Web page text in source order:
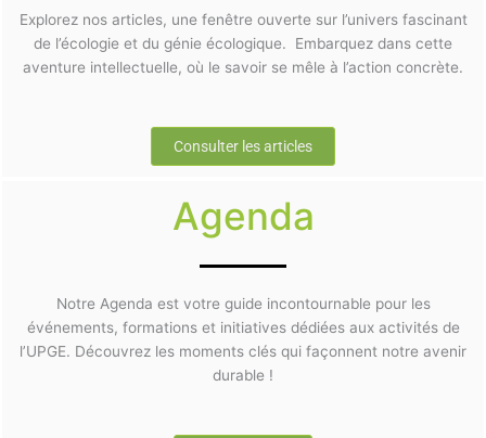
Explorez nos articles, une fenêtre ouverte sur l’univers fascinant
de l’écologie et du génie écologique. Embarquez dans cette
aventure intellectuelle, où le savoir se mêle à l’action concrète.
Consulter les articles
Agenda
Notre Agenda est votre guide incontournable pour les
événements, formations et initiatives dédiées aux activités de
l’UPGE. Découvrez les moments clés qui façonnent notre avenir
durable !